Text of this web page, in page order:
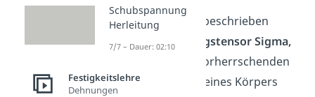
Die Spannung wird beschrieben
durch den Spannungstensor Sigma,
der den allgemein vorherrschenden
Spannungszustand eines Körpers
Schubspannung
Herleitung
7/7 – Dauer: 02:10
Festigkeitslehre
Dehnungen